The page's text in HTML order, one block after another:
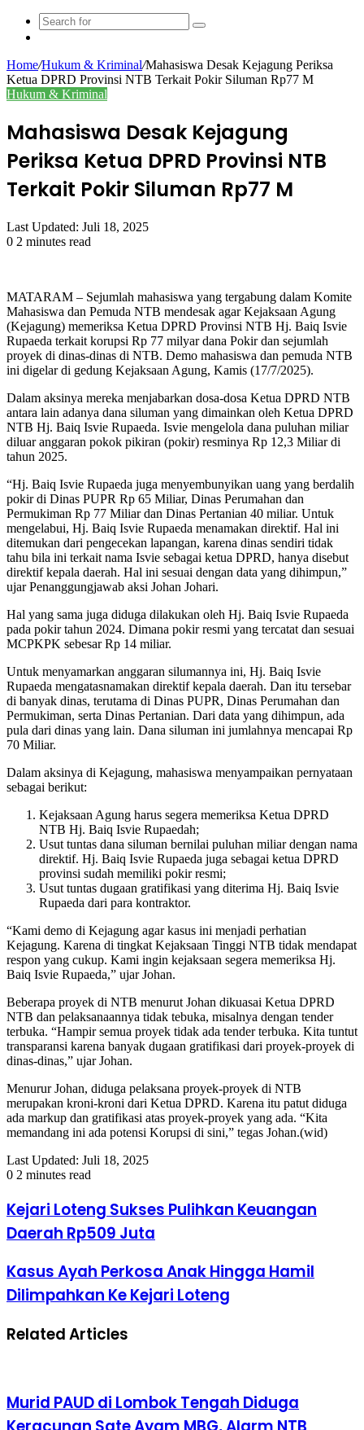
Search
Home/Hukum & Kriminal/Mahasiswa Desak Kejagung Periksa
Ketua DPRD Provinsi NTB Terkait Pokir Siluman Rp77 M
Hukum & Kriminal
Mahasiswa Desak Kejagung
Periksa Ketua DPRD Provinsi NTB
Terkait Pokir Siluman Rp77 M
Last Updated: Juli 18, 2025
0 2 minutes read
MATARAM – Sejumlah mahasiswa yang tergabung dalam Komite
Mahasiswa dan Pemuda NTB mendesak agar Kejaksaan Agung
(Kejagung) memeriksa Ketua DPRD Provinsi NTB Hj. Baiq Isvie
Rupaeda terkait korupsi Rp 77 milyar dana Pokir dan sejumlah
proyek di dinas-dinas di NTB. Demo mahasiswa dan pemuda NTB
ini digelar di gedung Kejaksaan Agung, Kamis (17/7/2025).
Dalam aksinya mereka menjabarkan dosa-dosa Ketua DPRD NTB
antara lain adanya dana siluman yang dimainkan oleh Ketua DPRD
NTB Hj. Baiq Isvie Rupaeda. Isvie mengelola dana puluhan miliar
diluar anggaran pokok pikiran (pokir) resminya Rp 12,3 Miliar di
tahun 2025.
“Hj. Baiq Isvie Rupaeda juga menyembunyikan uang yang berdalih
pokir di Dinas PUPR Rp 65 Miliar, Dinas Perumahan dan
Permukiman Rp 77 Miliar dan Dinas Pertanian 40 miliar. Untuk
mengelabui, Hj. Baiq Isvie Rupaeda menamakan direktif. Hal ini
ditemukan dari pengecekan lapangan, karena dinas sendiri tidak
tahu bila ini terkait nama Isvie sebagai ketua DPRD, hanya disebut
direktif kepala daerah. Hal ini sesuai dengan data yang dihimpun,”
ujar Penanggungjawab aksi Johan Johari.
Hal yang sama juga diduga dilakukan oleh Hj. Baiq Isvie Rupaeda
pada pokir tahun 2024. Dimana pokir resmi yang tercatat dan sesuai
MCPKPK sebesar Rp 14 miliar.
Untuk menyamarkan anggaran silumannya ini, Hj. Baiq Isvie
Rupaeda mengatasnamakan direktif kepala daerah. Dan itu tersebar
di banyak dinas, terutama di Dinas PUPR, Dinas Perumahan dan
Permukiman, serta Dinas Pertanian. Dari data yang dihimpun, ada
pula dari dinas yang lain. Dana siluman ini jumlahnya mencapai Rp
70 Miliar.
Dalam aksinya di Kejagung, mahasiswa menyampaikan pernyataan
sebagai berikut:
Kejaksaan Agung harus segera memeriksa Ketua DPRD
NTB Hj. Baiq Isvie Rupaedah;
Usut tuntas dana siluman bernilai puluhan miliar dengan nama
direktif. Hj. Baiq Isvie Rupaeda juga sebagai ketua DPRD
provinsi sudah memiliki pokir resmi;
Usut tuntas dugaan gratifikasi yang diterima Hj. Baiq Isvie
Rupaeda dari para kontraktor.
“Kami demo di Kejagung agar kasus ini menjadi perhatian
Kejagung. Karena di tingkat Kejaksaan Tinggi NTB tidak mendapat
respon yang cukup. Kami ingin kejaksaan segera memeriksa Hj.
Baiq Isvie Rupaeda,” ujar Johan.
Beberapa proyek di NTB menurut Johan dikuasai Ketua DPRD
NTB dan pelaksanaannya tidak tebuka, misalnya dengan tender
terbuka. “Hampir semua proyek tidak ada tender terbuka. Kita tuntut
transparansi karena banyak dugaan gratifikasi dari proyek-proyek di
dinas-dinas,” ujar Johan.
Menurur Johan, diduga pelaksana proyek-proyek di NTB
merupakan kroni-kroni dari Ketua DPRD. Karena itu patut diduga
ada markup dan gratifikasi atas proyek-proyek yang ada. “Kita
memandang ini ada potensi Korupsi di sini,” tegas Johan.(wid)
Last Updated: Juli 18, 2025
0 2 minutes read
Kejari Loteng Sukses Pulihkan Keuangan
Daerah Rp509 Juta
Kasus Ayah Perkosa Anak Hingga Hamil
Dilimpahkan Ke Kejari Loteng
Related Articles
Murid PAUD di Lombok Tengah Diduga